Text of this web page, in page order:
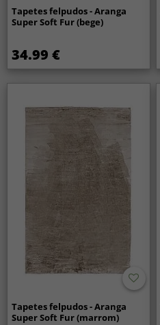
Tapetes felpudos - Aranga
Super Soft Fur (bege)
34.99 €
Tapetes felpudos - Aranga
Super Soft Fur (marrom)